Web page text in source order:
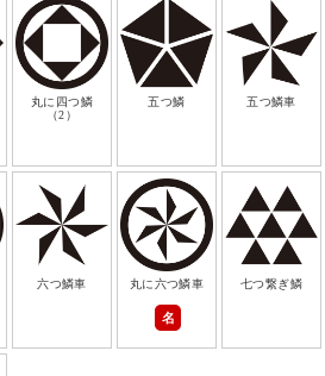
丸に四つ鱗
（2）
五つ鱗 五つ鱗車
六つ鱗車 丸に六つ鱗車
名
七つ繋ぎ鱗